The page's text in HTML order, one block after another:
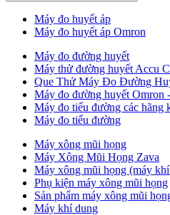
Máy đo huyết áp
Máy đo huyết áp Omron
Máy đo đường huyết
Máy thử đường huyết Accu
Que Thử Máy Đo Đường
Máy đo đường huyết Omron
Máy đo tiểu đường các hãng
Máy đo tiểu đường
Máy xông mũi họng
Máy Xông Mũi Họng Zava
Máy xông mũi họng (máy
Phụ kiện máy xông mũi họng
Sản phẩm máy xông mũi
Máy khí dung